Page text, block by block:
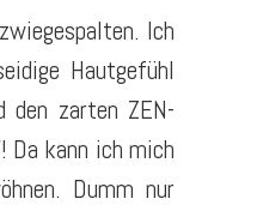
Ich
Hautgefühl
den zarten ZEN-
kann ich mich
Dumm nur